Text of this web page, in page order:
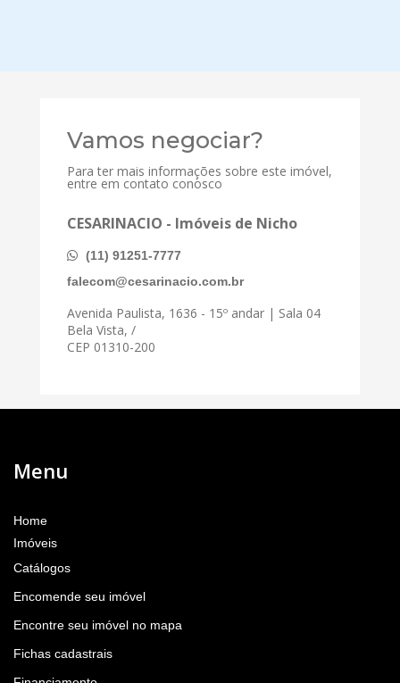
Vamos negociar?
Para ter mais informações sobre este imóvel,
entre em contato conosco
CESARINACIO - Imóveis de Nicho
(11) 91251-7777
falecom@cesarinacio.com.br
Avenida Paulista, 1636 - 15º andar | Sala 04
Bela Vista, /
CEP 01310-200
Menu
Home
Imóveis
Catálogos
Encomende seu imóvel
Encontre seu imóvel no mapa
Fichas cadastrais